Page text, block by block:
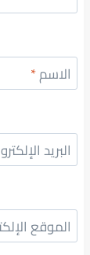
الاسم*
البريد
الموقع